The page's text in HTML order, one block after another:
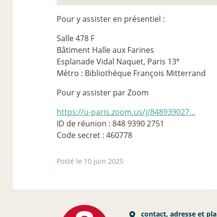
Pour y assister en présentiel :
Salle 478 F
Bâtiment Halle aux Farines
Esplanade Vidal Naquet, Paris 13e
Métro : Bibliothèque François Mitterrand
Pour y assister par Zoom
https://u-paris.zoom.us/j/848939027...
ID de réunion : 848 9390 2751
Code secret : 460778
Posté le 10 juin 2025
contact, adresse et